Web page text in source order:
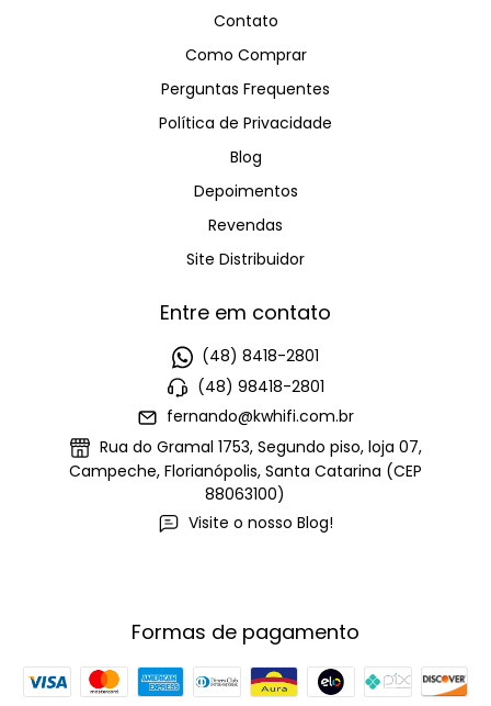
Contato
Como Comprar
Perguntas Frequentes
Política de Privacidade
Blog
Depoimentos
Revendas
Site Distribuidor
Entre em contato
(48) 8418-2801
(48) 98418-2801
fernando@kwhifi.com.br
Rua do Gramal 1753, Segundo piso, loja 07,
Campeche, Florianópolis, Santa Catarina (CEP
88063100)
Visite o nosso Blog!
Formas de pagamento